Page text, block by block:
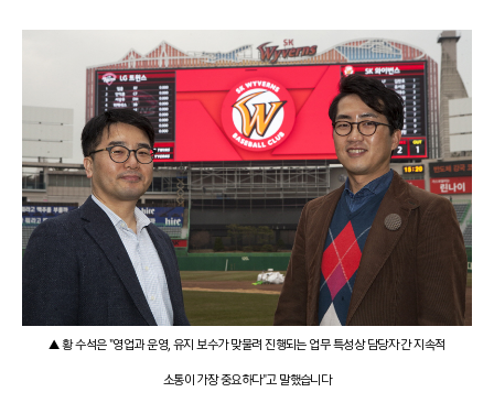
▲ 황 수석은 "영업과 운영, 유지 보수가 맞물려 진행되는 업무 특성상 담당자 간 지속적
소통이 가장 중요하다"고 말했습니다